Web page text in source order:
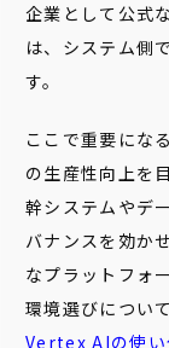
企業として公式
は、システム側
す。
ここで重要にな
の生産性向上を
幹システムやデ
バナンスを効か
なプラットフォ
環境選びについ
Vertex AIの使い